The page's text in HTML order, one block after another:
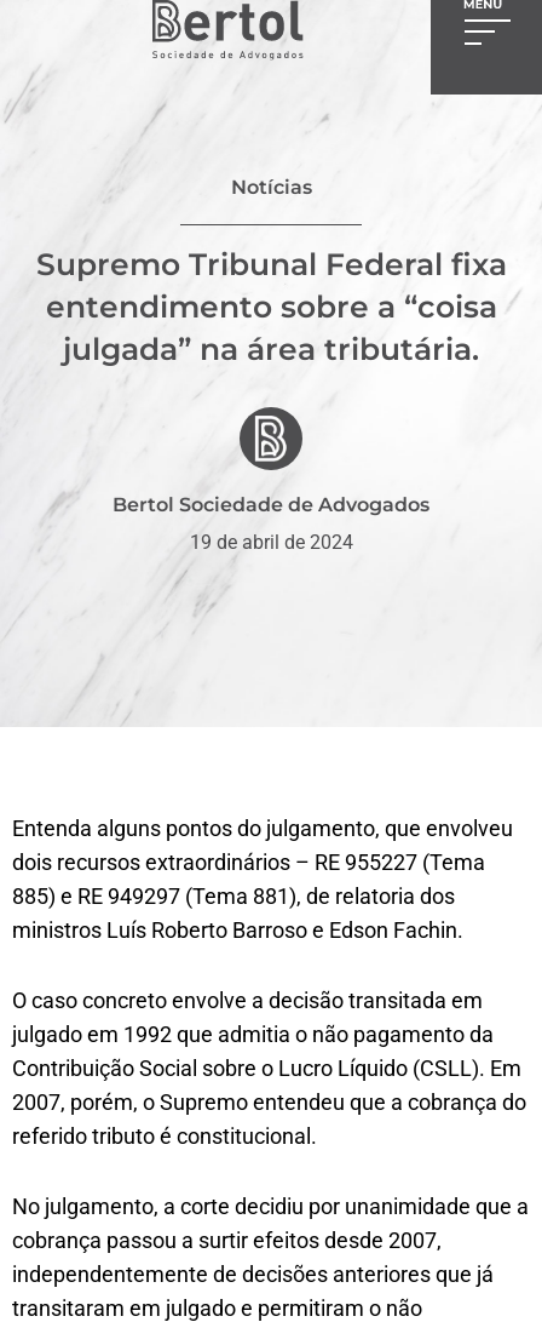
Notícias
Supremo Tribunal Federal fixa
entendimento sobre a “coisa
julgada” na área tributária.
Bertol Sociedade de Advogados
19 de abril de 2024
Entenda alguns pontos do julgamento, que envolveu
dois recursos extraordinários – RE 955227 (Tema
885) e RE 949297 (Tema 881), de relatoria dos
ministros Luís Roberto Barroso e Edson Fachin.
O caso concreto envolve a decisão transitada em
julgado em 1992 que admitia o não pagamento da
Contribuição Social sobre o Lucro Líquido (CSLL). Em
2007, porém, o Supremo entendeu que a cobrança do
referido tributo é constitucional.
No julgamento, a corte decidiu por unanimidade que a
cobrança passou a surtir efeitos desde 2007,
independentemente de decisões anteriores que já
transitaram em julgado e permitiram o não